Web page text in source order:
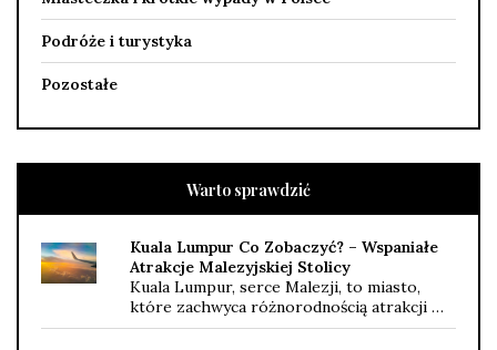
Podróże i turystyka
Pozostałe
Warto sprawdzić
Kuala Lumpur Co Zobaczyć? – Wspaniałe
Atrakcje Malezyjskiej Stolicy
Kuala Lumpur, serce Malezji, to miasto,
które zachwyca różnorodnością atrakcji …